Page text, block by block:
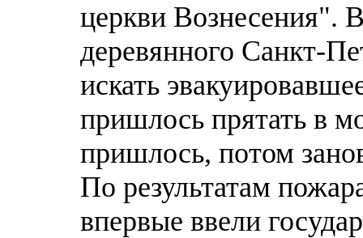
церкви Вознесения".
деревянного Санкт-
искать
пришлось прятать в
пришлось, потом
По результатам
впервые ввели